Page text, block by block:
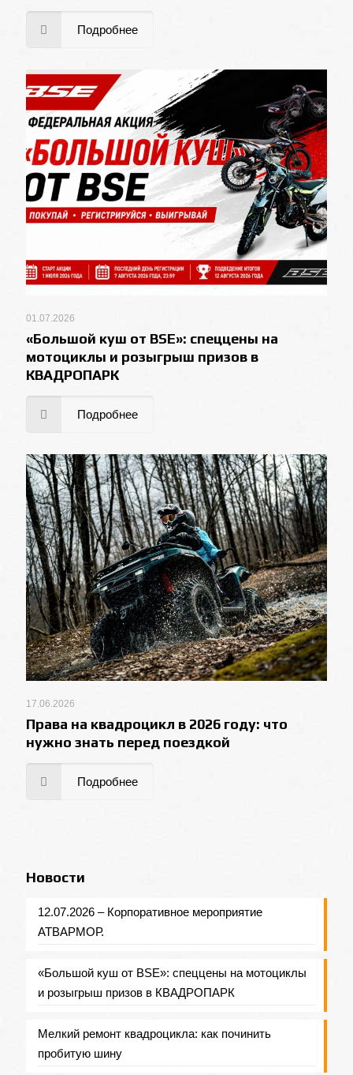
Подробнее
01.07.2026
«Большой куш от BSE»: спеццены на
мотоциклы и розыгрыш призов в
КВАДРОПАРК
Подробнее
17.06.2026
Права на квадроцикл в 2026 году: что
нужно знать перед поездкой
Подробнее
Новости
12.07.2026 – Корпоративное мероприятие
АТВАРМОР.
«Большой куш от BSE»: спеццены на мотоциклы
и розыгрыш призов в КВАДРОПАРК
Мелкий ремонт квадроцикла: как починить
пробитую шину